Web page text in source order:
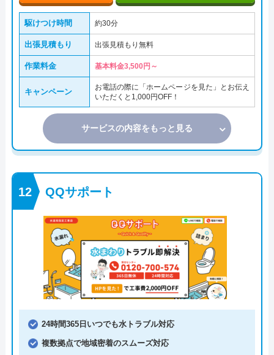
駆けつけ時間 約30分
出張見積もり 出張見積もり無料
作業料金 基本料金3,500円～
キャンペーン
お電話の際に「ホームページを見た」とお伝え
いただくと1,000円OFF！
サービスの内容をもっと見る
QQサポート
24時間365日いつでも水トラブル対応
複数拠点で地域密着のスムーズ対応